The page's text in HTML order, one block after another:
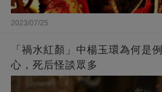
2023/07/25
「禍水紅顏」中楊玉環為何是
心，死后怪談眾多